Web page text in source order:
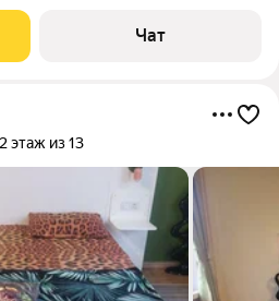
Невский проспект, тут же
Чат
этаж из 13